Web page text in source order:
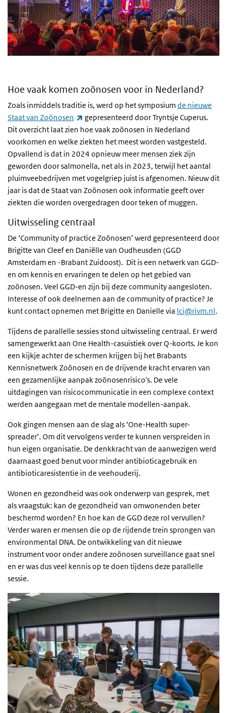
Hoe vaak komen zoönosen voor in Nederland?
Zoals inmiddels traditie is, werd op het symposium de nieuwe
Staat van Zoönosen
(link is external)
gepresenteerd door Tryntsje Cuperus.
Dit overzicht laat zien hoe vaak zoönosen in Nederland
voorkomen en welke ziekten het meest worden vastgesteld.
Opvallend is dat in 2024 opnieuw meer mensen ziek zijn
geworden door salmonella, net als in 2023, terwijl het aantal
pluimveebedrijven met vogelgriep juist is afgenomen. Nieuw dit
jaar is dat de Staat van Zoönosen ook informatie geeft over
ziekten die worden overgedragen door teken of muggen.
Uitwisseling centraal
De ‘Community of practice Zoönosen’ werd gepresenteerd door
Brigitte van Cleef en Daniëlle van Oudheusden (GGD
Amsterdam en -Brabant Zuidoost). Dit is een netwerk van GGD-
en om kennis en ervaringen te delen op het gebied van
zoönosen. Veel GGD-en zijn bij deze community aangesloten.
Interesse of ook deelnemen aan de community of practice? Je
kunt contact opnemen met Brigitte en Danielle via lci@rivm.nl.
Tijdens de parallelle sessies stond uitwisseling centraal. Er werd
samengewerkt aan One Health-casuistiek over Q-koorts. Je kon
een kijkje achter de schermen krijgen bij het Brabants
Kennisnetwerk Zoönosen en de drijvende kracht ervaren van
een gezamenlijke aanpak zoönosenrisico's. De vele
uitdagingen van risicocommunicatie in een complexe context
werden aangegaan met de mentale modellen-aanpak.
Ook gingen mensen aan de slag als ‘One-Health super-
spreader’. Om dit vervolgens verder te kunnen verspreiden in
hun eigen organisatie. De denkkracht van de aanwezigen werd
daarnaast goed benut voor minder antibioticagebruik en
antibioticaresistentie in de veehouderij.
Wonen en gezondheid was ook onderwerp van gesprek, met
als vraagstuk: kan de gezondheid van omwonenden beter
beschermd worden? En hoe kan de GGD deze rol vervullen?
Verder waren er mensen die op de rijdende trein sprongen van
environmental DNA. De ontwikkeling van dit nieuwe
instrument voor onder andere zoönosen surveillance gaat snel
en er was dus veel kennis op te doen tijdens deze parallelle
sessie.